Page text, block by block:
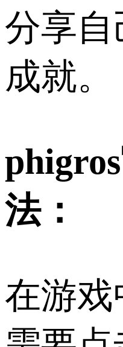
分享自
成就。
法：
在游戏